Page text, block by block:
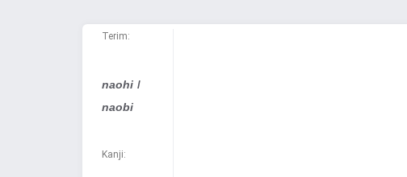
Terim:
naohi /
naobi
Kanji: